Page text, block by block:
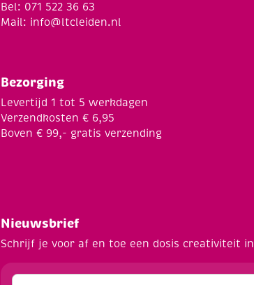
Bel: 071 522 36 63
Mail: info@ltcleiden.nl
Bezorging
Levertijd 1 tot 5 werkdagen
Verzendkosten € 6,95
Boven € 99,- gratis verzending
Nieuwsbrief
Schrijf je voor af en toe een dosis creativiteit